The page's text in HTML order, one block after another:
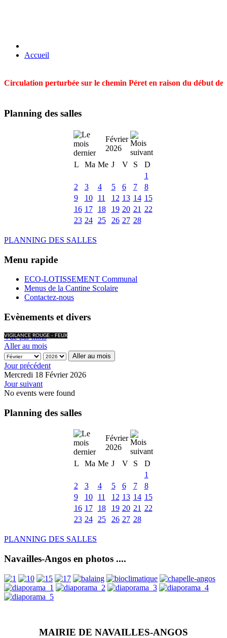
Accueil
Circulation perturbée sur le chemin Péret en raison du début
Planning des salles
Février
2026
L
Ma Me J V S
D
1
2
3 4 5 6 7
8
9
10 11 12 13 14 15
16 17 18 19 20 21 22
23 24 25 26 27 28
PLANNING DES SALLES
Menu rapide
ECO-LOTISSEMENT Communal
Menus de la Cantine Scolaire
Contactez-nous
Evènements et divers
VIGILANCE ROUGE - FEUX
Vue par mois
Aller au mois
Aller au mois
Jour précédent
Mercredi 18 Février 2026
Jour suivant
No events were found
Planning des salles
Février
2026
L
Ma Me J V S
D
1
2
3 4 5 6 7
8
9
10 11 12 13 14 15
16 17 18 19 20 21 22
23 24 25 26 27 28
PLANNING DES SALLES
Navailles-Angos en photos ....
MAIRIE DE NAVAILLES-ANGOS